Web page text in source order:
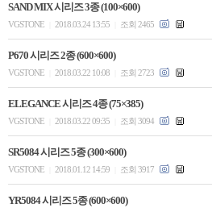
SAND MIX 시리즈 3종 (100×600)
VGSTONE 2018.03.24 13:55 조회 2465
P670 시리즈 2종 (600×600)
VGSTONE 2018.03.22 10:08 조회 2723
ELEGANCE 시리즈 4종 (75×385)
VGSTONE 2018.03.22 09:35 조회 3094
SR5084 시리즈 5종 (300×600)
VGSTONE 2018.01.12 14:59 조회 3917
YR5084 시리즈 5종 (600×600)